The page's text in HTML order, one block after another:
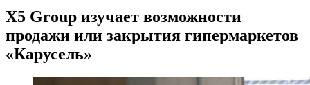
X5 Group изучает возможности
продажи или закрытия гипермаркетов
«Карусель»